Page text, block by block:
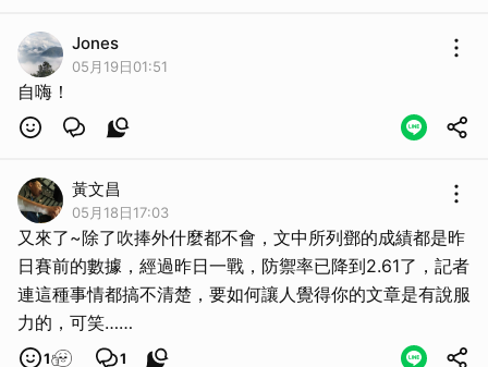
Jones
05月19日01:51
自嗨！
黃文昌
05月18日17:03
又來了~除了吹捧外什麼都不會，文中所列鄧的成績都是昨
日賽前的數據，經過昨日一戰，防禦率已降到2.61了，記者
連這種事情都搞不清楚，要如何讓人覺得你的文章是有說服
力的，可笑……
1 1
取消